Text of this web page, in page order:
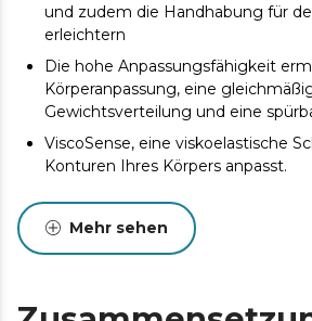
und zudem die Handhabung für
erleichtern
Die hohe Anpassungsfähigkeit
Körperanpassung, eine
Gewichtsverteilung und eine
ViscoSense, eine viskoelastische
Konturen Ihres Körpers anpasst.
Atmungsaktivität,
Pflegeleichtigkeit bietet.
Mehr sehen